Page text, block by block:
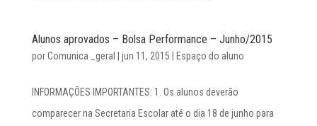
Alunos aprovados – Bolsa Performance – Junho/2015
porComunica _geral jun 11, 2015 Espaço do aluno
INFORMAÇÕES IMPORTANTES: 1. Os alunos deverão
comparecer na Secretaria Escolar até o dia 18 de junho para